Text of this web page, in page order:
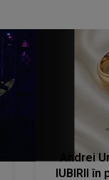
Andrei
IUBIRII în